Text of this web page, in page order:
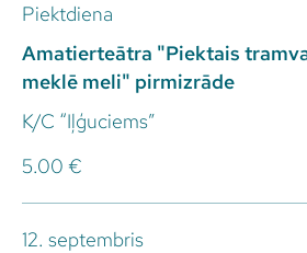
Piektdiena
Amatierteātra "Piektais
meklē meli" pirmizrāde
K/C “Iļģuciems”
5.00 €
12. septembris